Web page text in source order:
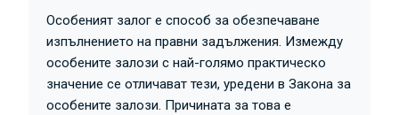
Особеният залог е способ за обезпечаване
изпълнението на правни задължения. Измежду
особените залози с най-голямо практическо
значение се отличават тези, уредени в Закона за
особените залози. Причината за това е